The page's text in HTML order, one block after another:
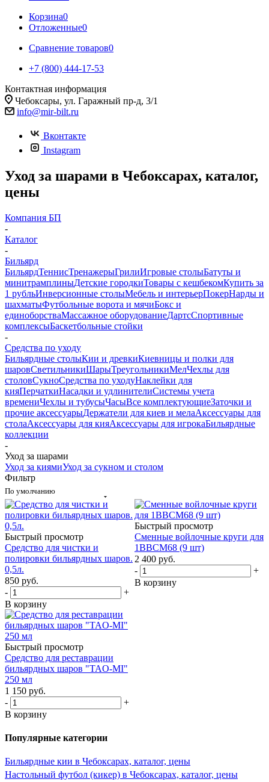
Корзина0
Отложенные0
Сравнение товаров0
+7 (800) 444-17-53
Контактная информация
Чебоксары, ул. Гаражный пр-д, 3/1
info@mir-bilt.ru
Вконтакте
Instagram
Уход за шарами в Чебоксарах, каталог,
цены
Компания БП
-
Каталог
-
Бильярд
БильярдТеннисТренажерыГрилиИгровые столыБатуты и
минитрамплиныДетские городкиТовары с кешбекомКупить за
1 рубльИнверсионные столыМебель и интерьерПокерНарды и
шахматыФутбольные ворота и мячиБокс и
единоборстваМассажное оборудованиеДартсСпортивные
комплексыБаскетбольные стойки
-
Средства по уходу
Бильярдные столыКии и древкиКиевницы и полки для
шаровСветильникиШарыТреугольникиМелЧехлы для
столовСукноСредства по уходуНаклейки для
кияПерчаткиНасадки и удлинителиСистемы учета
времениЧехлы и тубусыЧасыВсе комплектующиеЗаточки и
прочие аксессуарыДержатели для киев и мелаАксессуары для
столаАксессуары для кияАксессуары для игрокаБильярдные
коллекции
-
Уход за шарами
Уход за киямиУход за сукном и столом
Фильтр
По умолчанию
Быстрый просмотр
Средство для чистки и
полировки бильярдных шаров.
0,5л.
850 руб.
-
+
В корзину
Быстрый просмотр
Сменные войлочные круги для
1BBCM68 (9 шт)
2 400 руб.
-
+
В корзину
Быстрый просмотр
Средство для реставрации
бильярдных шаров "TAO-MI"
250 мл
1 150 руб.
-
+
В корзину
Популярные категории
Бильярдные кии в Чебоксарах, каталог, цены
Настольный футбол (кикер) в Чебоксарах, каталог, цены